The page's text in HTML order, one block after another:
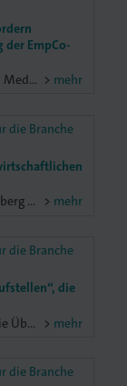
EmpCo-
Der Bundesverband Druck und Medien e. V. (BVDM) fordert gemeinsam mit weiteren Wirtschaftsverbänden die Bundesregierung auf, sich auf EU-Ebene für angemessene Übergangs- und Abverkaufsfristen bei der Umsetzung der EmpCo-Richtlinie (EU 2024/825) einzusetzen. In einem gemeinsamen Schreiben an Bundesjustizministerin Dr. Stefanie Hubig warnen die Verbände vor erheblichen wirtschaftlichen und ökologischen Folgen ohne praktikable Übergangsregelungen.
mehr
die Branche
Unternehmer Baden-Württemberg (UBW) kritisieren Gesetzesentwurf: Die Chance, die deutlich zu hohen Lohnzusatzkosten endlich wirksam zu begrenzen, darf jetzt nicht verspielt werden.
mehr
die Branche
die
Sie erinnern sich vielleicht – die Überschrift war ein Zitat des Kanzlers, das ich in der ersten Ausgabe 2026 unseres Mitglieder-Magazins „Nutzen“ verarbeitet habe. Zwischenzeitlich kommt ihm erstmal wieder das erratische Treiben des einstigen „Anführers der freien Welt“ (non in persona, sed in munere) in die Quere.
mehr
die Branche